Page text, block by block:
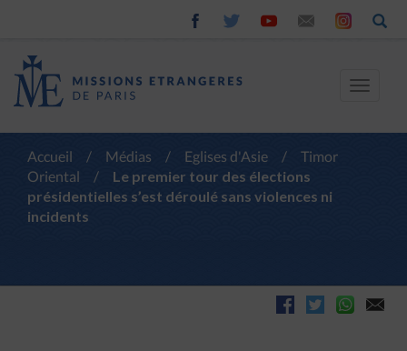
Toggle
Accueil / Médias / Eglises d'Asie /
Timor
Oriental
/
Le premier tour des élections
présidentielles s’est déroulé sans violences ni
incidents